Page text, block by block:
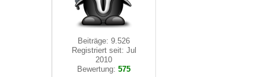
Beiträge: 9.526
Registriert seit: Jul
2010
Bewertung:575